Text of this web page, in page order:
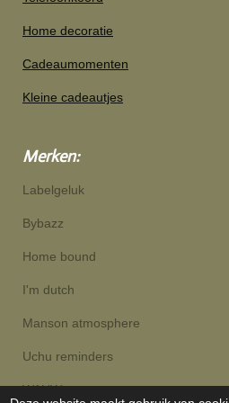
Home decoratie
Cadeaumomenten
Kleine cadeautjes
Merken:
Labelgeluk
Bybazz
Home bound
I'm dutch
Manson atmosphere
Uchu reminders
WAUW